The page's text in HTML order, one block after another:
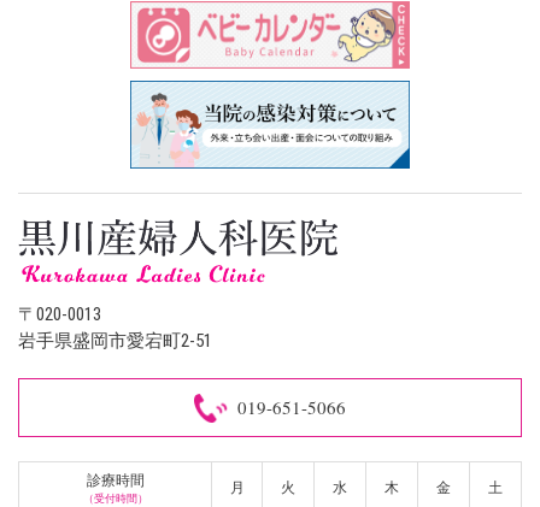
〒020-0013
岩手県盛岡市愛宕町2-51
019-651-5066
診療時間
（受付時間）
月 火 水 木 金 土